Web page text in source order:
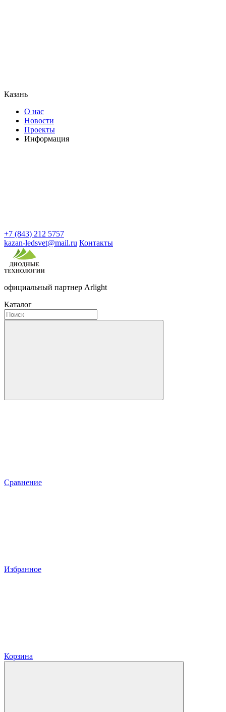
Казань
О нас
Новости
Проекты
Информация
+7 (843) 212 5757
kazan-ledsvet@mail.ru Контакты
официальный партнер Arlight
Каталог
Сравнение
Избранное
Корзина